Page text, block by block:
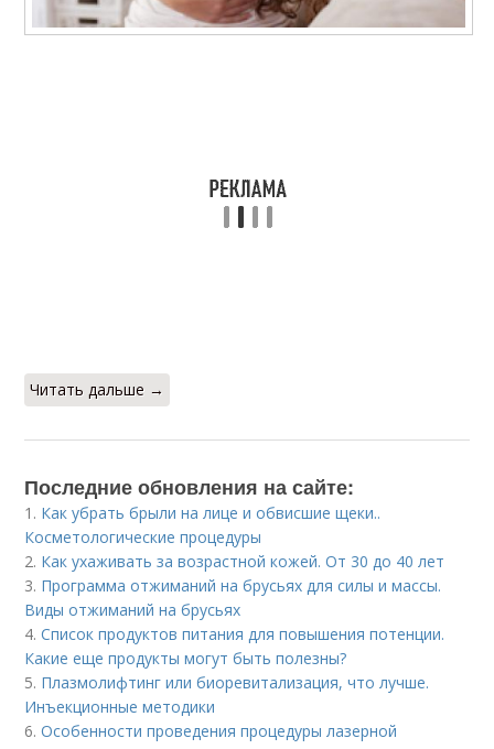
Читать дальше →
Последние обновления на сайте:
1. Как убрать брыли на лице и обвисшие щеки..
Косметологические процедуры
2. Как ухаживать за возрастной кожей. От 30 до 40 лет
3. Программа отжиманий на брусьях для силы и массы.
Виды отжиманий на брусьях
4.Список продуктов питания для повышения потенции.
Какие еще продукты могут быть полезны?
5. Плазмолифтинг или биоревитализация, что лучше.
Инъекционные методики
6.Особенности проведения процедуры лазерной